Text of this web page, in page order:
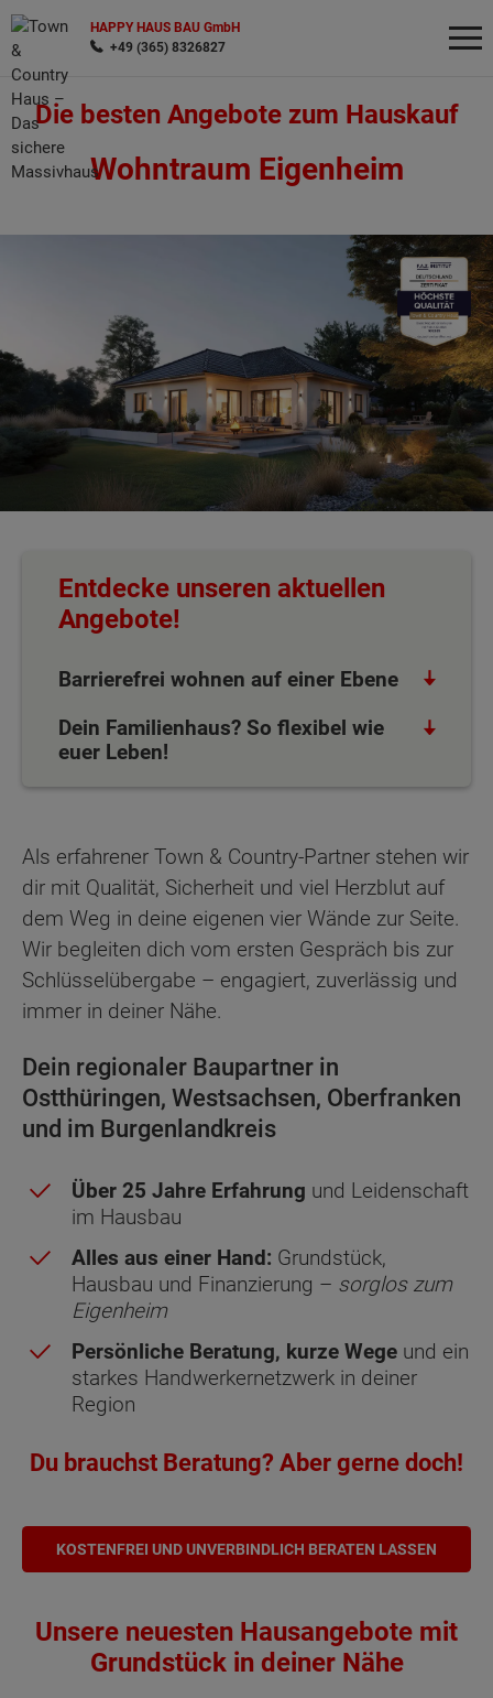
HAPPY HAUS BAU GmbH
+49 (365) 8326827
Die besten Angebote zum Hauskauf
Wohntraum Eigenheim
Entdecke unseren aktuellen
Angebote!
Barrierefrei wohnen auf einer Ebene
Dein Familienhaus? So flexibel wie
euer Leben!
Als erfahrener Town & Country-Partner stehen wir
dir mit Qualität, Sicherheit und viel Herzblut auf
dem Weg in deine eigenen vier Wände zur Seite.
Wir begleiten dich vom ersten Gespräch bis zur
Schlüsselübergabe – engagiert, zuverlässig und
immer in deiner Nähe.
Dein regionaler Baupartner in
Ostthüringen, Westsachsen, Oberfranken
und im Burgenlandkreis
Über 25 Jahre Erfahrung und Leidenschaft
im Hausbau
Alles aus einer Hand: Grundstück,
Hausbau und Finanzierung – sorglos zum
Eigenheim
Persönliche Beratung, kurze Wege und ein
starkes Handwerkernetzwerk in deiner
Region
Du brauchst Beratung? Aber gerne doch!
KOSTENFREI UND UNVERBINDLICH BERATEN LASSEN
Unsere neuesten Hausangebote mit
Grundstück in deiner Nähe
Wonach möchten Sie suchen?